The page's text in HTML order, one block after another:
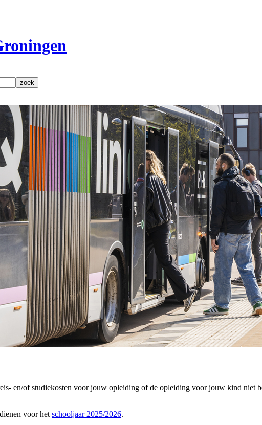
zoek
en/of studiekosten voor jouw opleiding of de opleiding voor jouw kind niet
voor het schooljaar 2025/2026.